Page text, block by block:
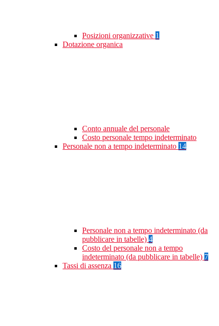
Posizioni organizzative 1
Dotazione organica
Conto annuale del personale
Costo personale tempo indeterminato
Personale non a tempo indeterminato 14
Personale non a tempo indeterminato (da
pubblicare in tabelle) 4
Costo del personale non a tempo
indeterminato (da pubblicare in tabelle) 7
Tassi di assenza 16